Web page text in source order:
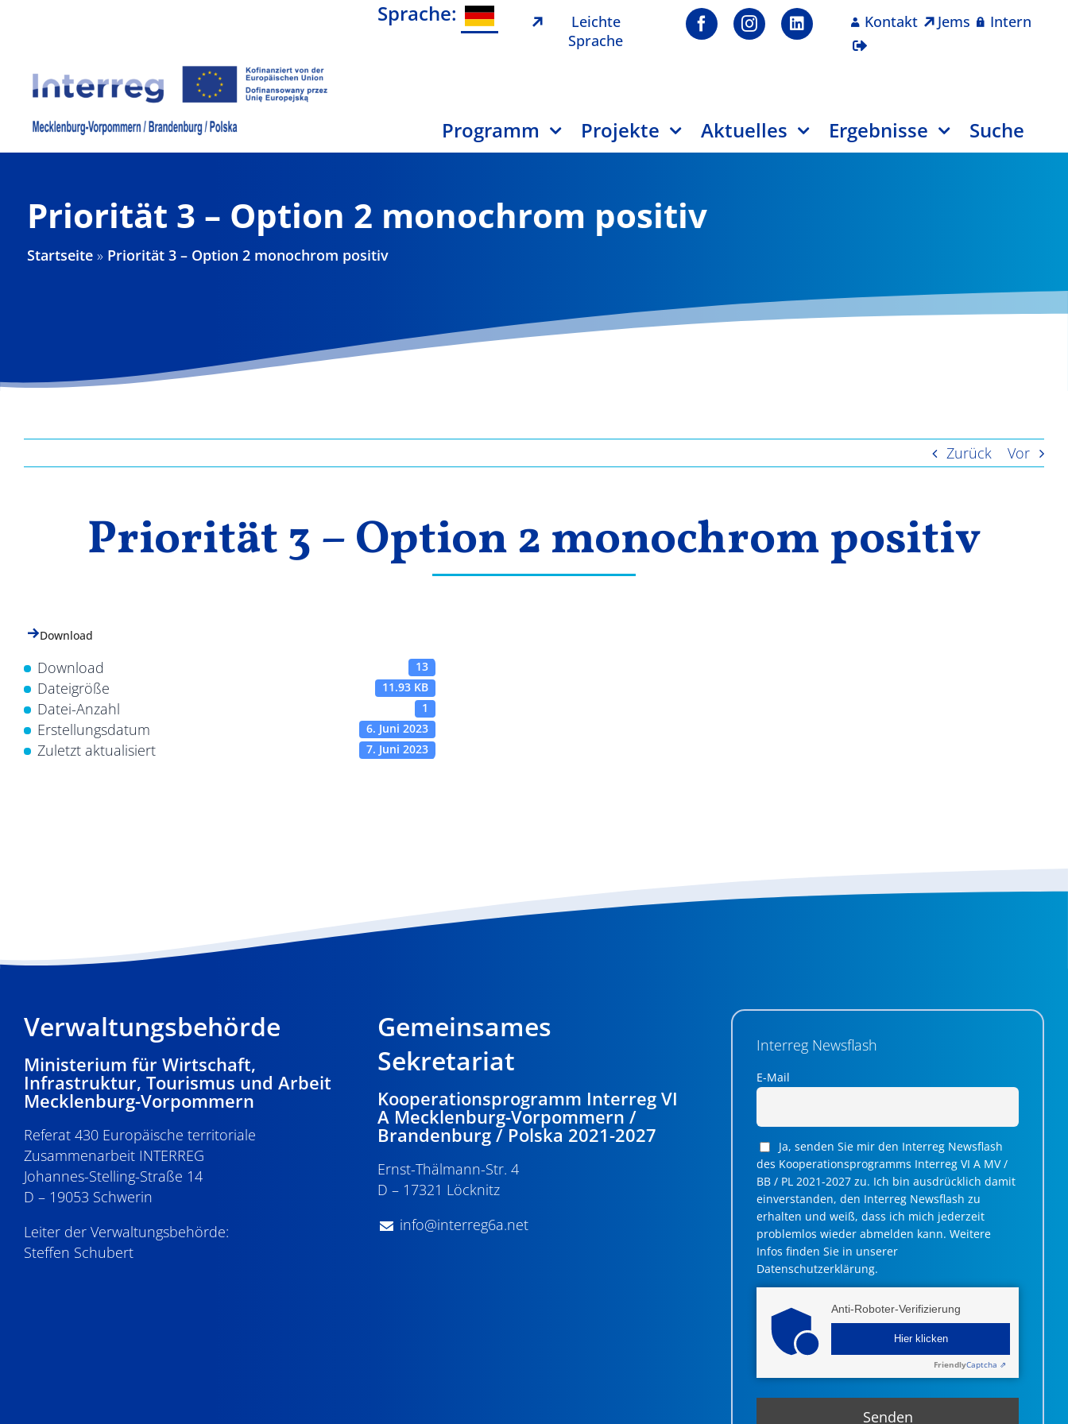
Sprache:
Leichte
Sprache
Kontakt Jems Intern
Programm Projekte Aktuelles Ergebnisse Suche
Priorität 3 – Option 2 monochrom positiv
Startseite » Priorität 3 – Option 2 monochrom positiv
Zurück Vor
Priorität 3 – Option 2 monochrom positiv
Download
Download 13
Dateigröße 11.93 KB
Datei-Anzahl 1
Erstellungsdatum 6. Juni 2023
Zuletzt aktualisiert 7. Juni 2023
Verwaltungsbehörde
Ministerium für Wirtschaft,
Infrastruktur, Tourismus und Arbeit
Mecklenburg-Vorpommern
Referat 430 Europäische territoriale
Zusammenarbeit INTERREG
Johannes-Stelling-Straße 14
D – 19053 Schwerin
Leiter der Verwaltungsbehörde:
Steffen Schubert
Gemeinsames
Sekretariat
Kooperationsprogramm Interreg VI
A Mecklenburg-Vorpommern /
Brandenburg / Polska 2021-2027
Ernst-Thälmann-Str. 4
D – 17321 Löcknitz
info@interreg6a.net
Interreg Newsflash
E-Mail
Ja, senden Sie mir den Interreg Newsflash
des Kooperationsprogramms Interreg VI A MV /
BB / PL 2021-2027 zu. Ich bin ausdrücklich damit
einverstanden, den Interreg Newsflash zu
erhalten und weiß, dass ich mich jederzeit
problemlos wieder abmelden kann. Weitere
Infos finden Sie in unserer
Datenschutzerklärung.
Anti-Roboter-Verifizierung
Hier klicken
FriendlyCaptcha ⇗